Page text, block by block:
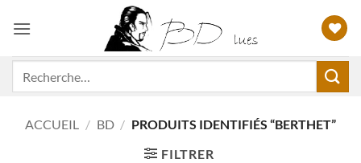
ACCUEIL / BD / PRODUITS IDENTIFIÉS “BERTHET”
FILTRER